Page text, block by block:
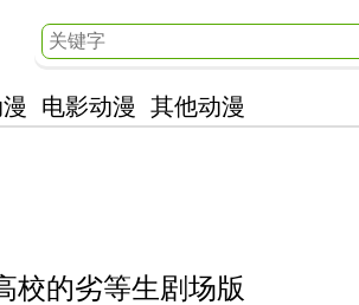
电影动漫 其他动漫
校的劣等生剧场版